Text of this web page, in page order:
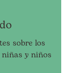
sobre los
niñas y niños